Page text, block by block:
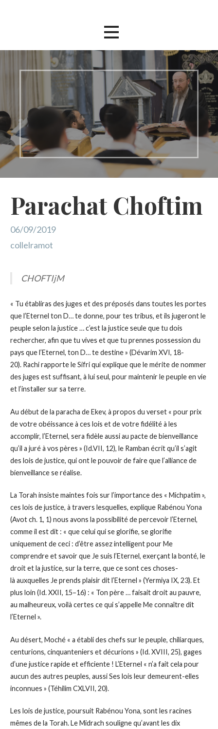
–
Parachat Choftim
06/09/2019
collelramot
CHOFTIjM
« Tu établiras des juges et des préposés dans toutes les portes
que l’Eternel ton D… te donne, pour tes tribus, et ils jugeront le
peuple selon la justice … c’est la justice seule que tu dois
rechercher, afin que tu vives et que tu prennes possession du
pays que l’Eternel, ton D… te destine » (Dévarim XVI, 18-
20). Rachi rapporte le Sifri qui explique que le mérite de nommer
des juges est suffisant, à lui seul, pour maintenir le peuple en vie
et l’installer sur sa terre.
Au début de la paracha de Ekev, à propos du verset « pour prix
de votre obéissance à ces lois et de votre fidélité à les
accomplir, l’Eternel, sera fidèle aussi au pacte de bienveillance
qu’il a juré à vos pères » (Id.VII, 12), le Ramban écrit qu’il s’agit
des lois de justice, qui ont le pouvoir de faire que l’alliance de
bienveillance se réalise.
La Torah insiste maintes fois sur l’importance des « Michpatim »,
ces lois de justice, à travers lesquelles, explique Rabénou Yona
(Avot ch. 1, 1) nous avons la possibilité de percevoir l’Eternel,
comme il est dit : « que celui qui se glorifie, se glorifie
uniquement de ceci : d’être assez intelligent pour Me
comprendre et savoir que Je suis l’Eternel, exerçant la bonté, le
droit et la justice, sur la terre, que ce sont ces choses-
là auxquelles Je prends plaisir dit l’Eternel » (Yermiya IX, 23). Et
plus loin (Id. XXII, 15–16) : « Ton père … faisait droit au pauvre,
au malheureux, voilà certes ce qui s’appelle Me connaître dit
l’Eternel ».
Au désert, Moché « a établi des chefs sur le peuple, chiliarques,
centurions, cinquanteniers et décurions » (Id. XVIII, 25), gages
d’une justice rapide et efficiente ! L’Eternel « n’a fait cela pour
aucun des autres peuples, aussi Ses lois leur demeurent-elles
inconnues » (Téhilim CXLVII, 20).
Les lois de justice, poursuit Rabénou Yona, sont les racines
mêmes de la Torah. Le Midrach souligne qu’avant les dix